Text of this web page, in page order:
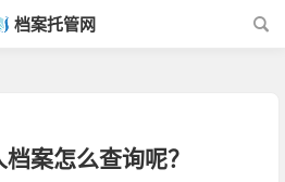
档案托管网
案怎么查询呢？